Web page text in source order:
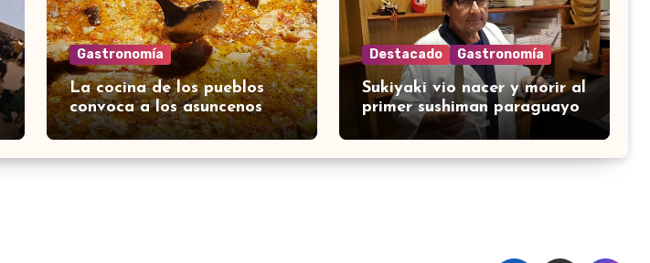
Gastronomía
La cocina de los pueblos
convoca a los asuncenos
Destacado Gastronomía
Sukiyaki vio nacer y morir al
primer sushiman paraguayo